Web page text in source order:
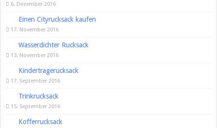
6. Dezember 2016
Einen Cityrucksack kaufen
17. November 2016
Wasserdichter Rucksack
13. November 2016
Kindertragerucksack
17. September 2016
Trinkrucksack
15. September 2016
Kofferrucksack